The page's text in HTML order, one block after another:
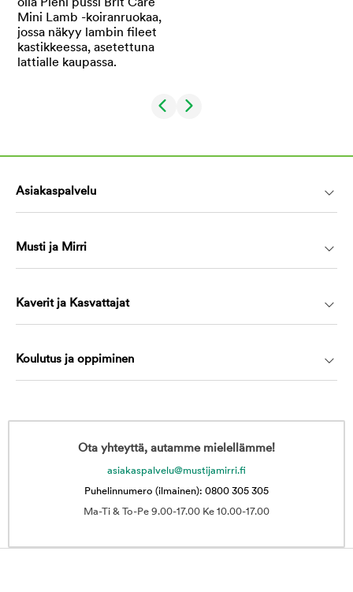
Asiakaspalvelu
Musti ja Mirri
Kaverit ja Kasvattajat
Koulutus ja oppiminen
Ota yhteyttä, autamme mielellämme!
asiakaspalvelu@mustijamirri.fi
Puhelinnumero (ilmainen): 0800 305 305
Ma-Ti & To-Pe 9.00-17.00 Ke 10.00-17.00